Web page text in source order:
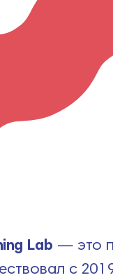
с 2019 по 2025 год
в области
время я запустила
приняли
профессионалов,
в России